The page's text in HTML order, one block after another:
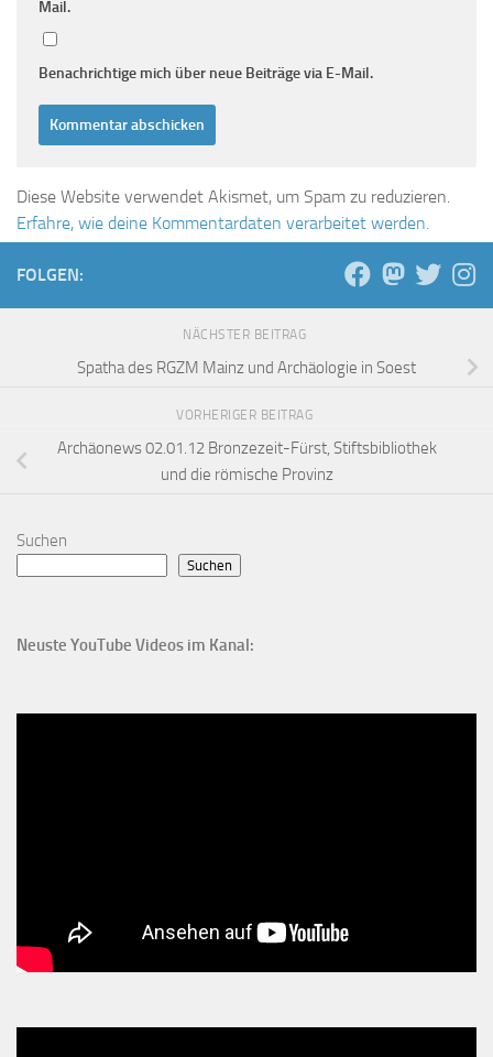
Mail.
Benachrichtige mich über neue Beiträge via E-Mail.
Diese Website verwendet Akismet, um Spam zu reduzieren.
Erfahre, wie deine Kommentardaten verarbeitet werden.
FOLGEN:
NÄCHSTER BEITRAG
Spatha des RGZM Mainz und Archäologie in Soest
VORHERIGER BEITRAG
Archäonews 02.01.12 Bronzezeit-Fürst, Stiftsbibliothek
und die römische Provinz
Suchen
Suchen
Neuste YouTube Videos im Kanal: